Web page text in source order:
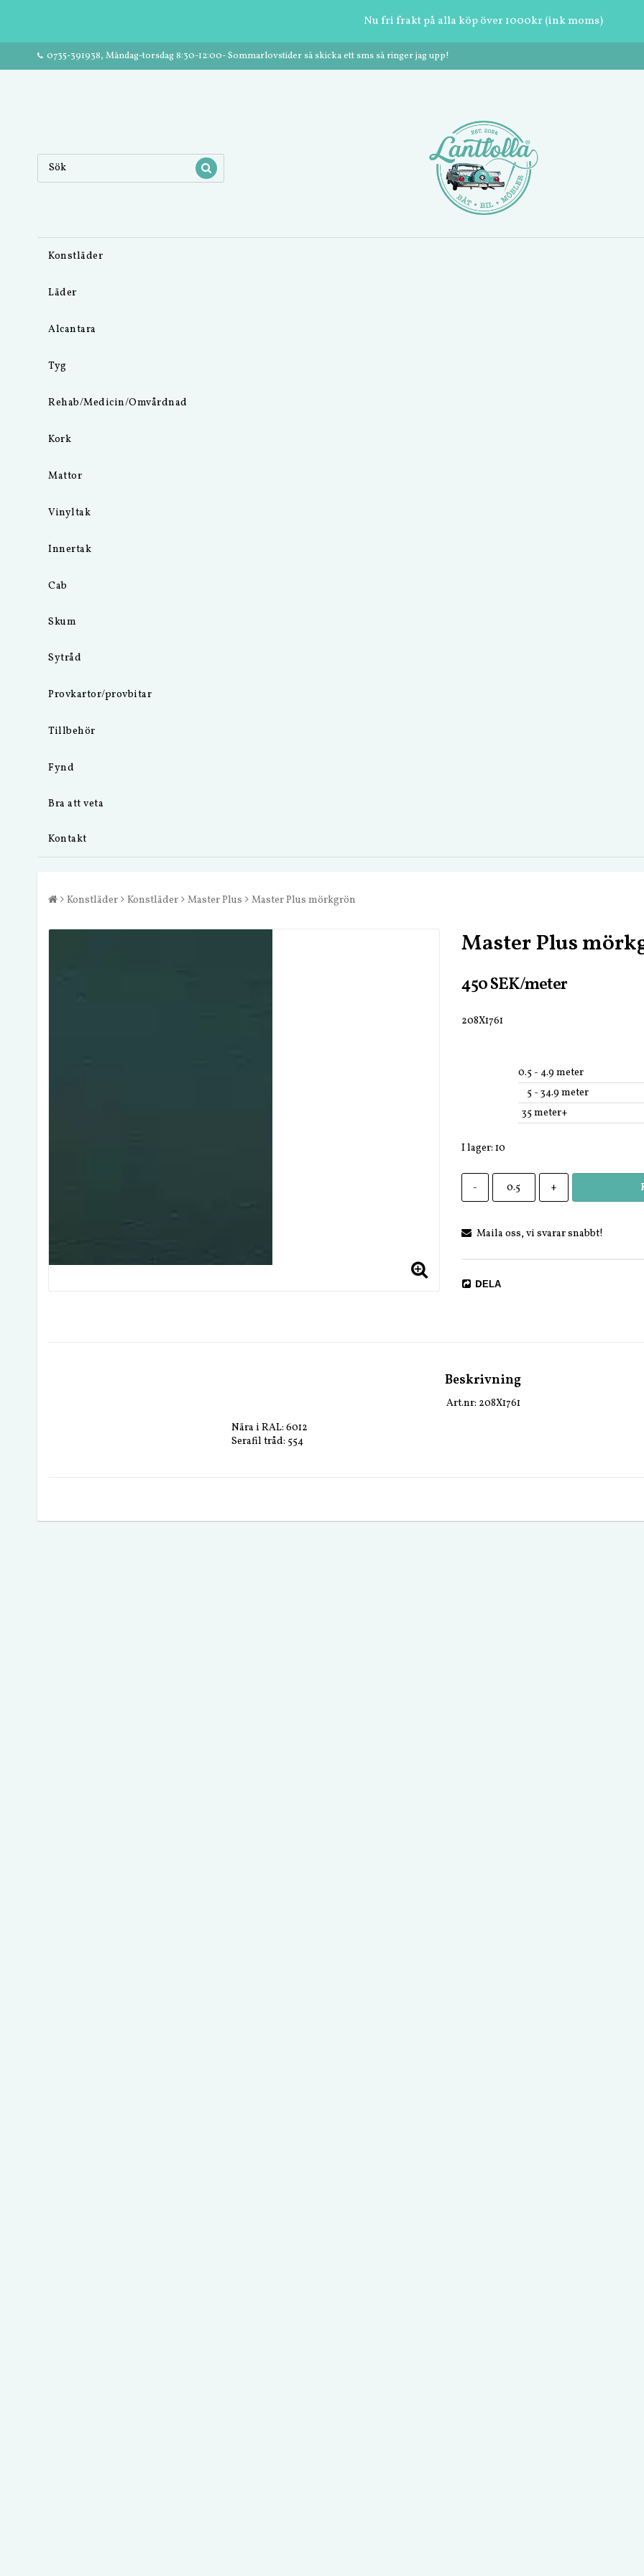
Nu fri frakt på alla köp över 1000kr (ink moms)
0735-391938, Måndag-torsdag 8:30-12:00- Sommarlovstider så skicka ett sms så ringer jag upp!
Konstläder
Läder
Alcantara
Tyg
Rehab/Medicin/Omvårdnad
Kork
Mattor
Vinyltak
Innertak
Cab
Skum
Sytråd
Provkartor/provbitar
Tillbehör
Fynd
Bra att veta
Kontakt
Konstläder Konstläder Master Plus Master Plus mörkgrön
Master Plus
450 SEK/meter
208X1761
0.5 - 4.9 meter
5 - 34.9 meter
35 meter+
I lager: 10
- +
Maila oss, vi svarar snabbt!
DELA
Beskrivning
Art.nr: 208X1761
Nära i RAL: 6012
Serafil tråd: 554